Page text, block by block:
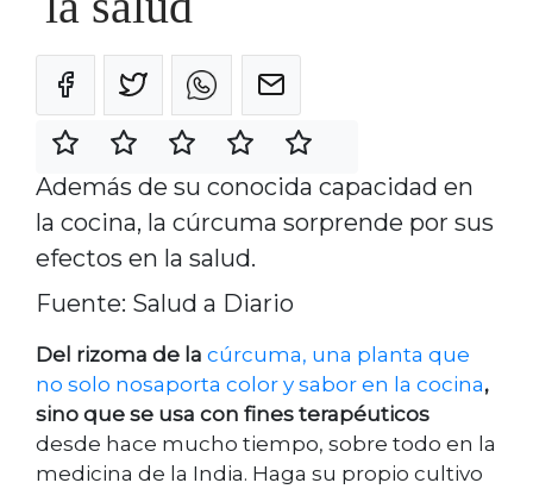
Además de su conocida capacidad en
la cocina, la cúrcuma sorprende por sus
efectos en la salud.
Fuente: Salud a Diario
Del rizoma de la cúrcuma, una planta que
no solo nosaporta color y sabor en la cocina,
sino que se usa con fines terapéuticos
desde hace mucho tiempo, sobre todo en la
medicina de la India. Haga su propio cultivo